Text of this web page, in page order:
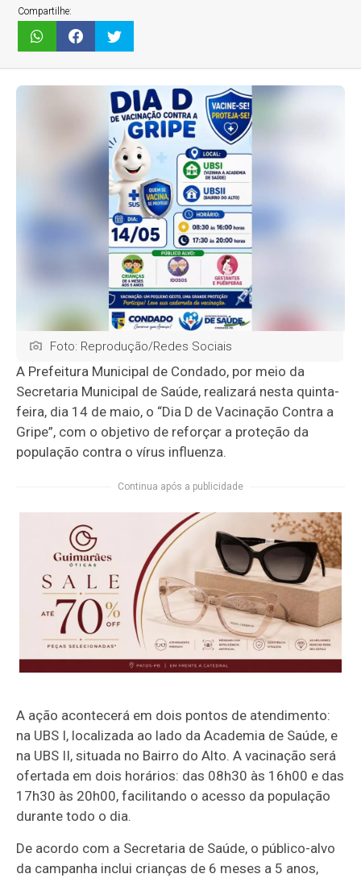
Compartilhe:
Foto: Reprodução/Redes Sociais
A Prefeitura Municipal de Condado, por meio da
Secretaria Municipal de Saúde, realizará nesta quinta-
feira, dia 14 de maio, o “Dia D de Vacinação Contra a
Gripe”, com o objetivo de reforçar a proteção da
população contra o vírus influenza.
Continua após a publicidade
A ação acontecerá em dois pontos de atendimento:
na UBS I, localizada ao lado da Academia de Saúde, e
na UBS II, situada no Bairro do Alto. A vacinação será
ofertada em dois horários: das 08h30 às 16h00 e das
17h30 às 20h00, facilitando o acesso da população
durante todo o dia.
De acordo com a Secretaria de Saúde, o público-alvo
da campanha inclui crianças de 6 meses a 5 anos,